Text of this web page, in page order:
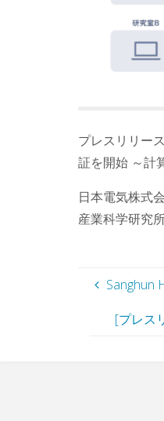
プレスリリー
証を開始 ～計
日本電気株式
産業科学研究
Sanghun
[プレス